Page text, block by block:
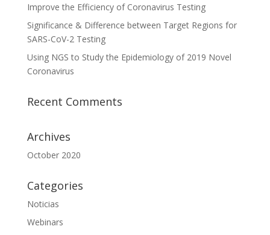
Improve the Efficiency of Coronavirus Testing
Significance & Difference between Target Regions for
SARS-CoV-2 Testing
Using NGS to Study the Epidemiology of 2019 Novel
Coronavirus
Recent Comments
Archives
October 2020
Categories
Noticias
Webinars